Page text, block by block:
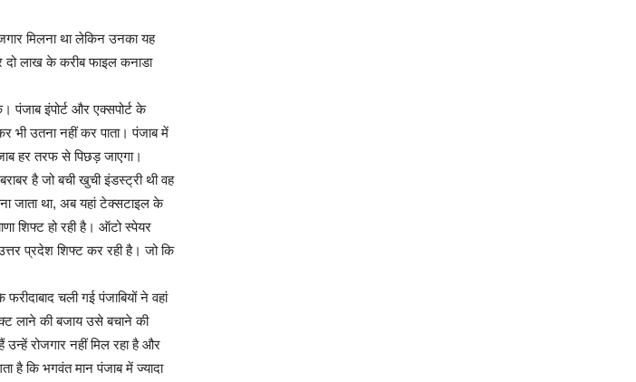
मिलना था लेकिन उनका यह
दो लाख के करीब फाइल कनाडा
पंजाब इंपोर्ट और एक्सपोर्ट के
भी उतना नहीं कर पाता। पंजाब में
हर तरफ से पिछड़ जाएगा।
है जो बची खुची इंडस्ट्री थी वह
जाता था, अब यहां टेक्सटाइल के
शिफ्ट हो रही है। ऑटो स्पेयर
प्रदेश शिफ्ट कर रही है। जो कि
चली गई पंजाबियों ने वहां
लाने की बजाय उसे बचाने की
उन्हें रोजगार नहीं मिल रहा है और
है कि भगवंत मान पंजाब में ज्यादा